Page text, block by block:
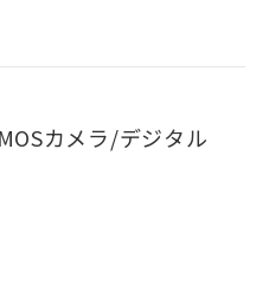
カメラ/デジタル